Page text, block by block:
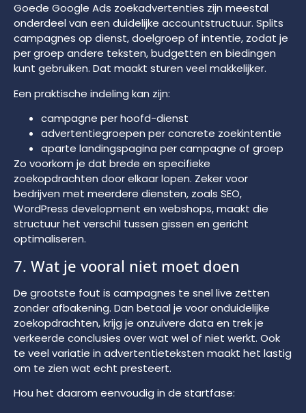
Goede Google Ads zoekadvertenties zijn meestal
onderdeel van een duidelijke accountstructuur. Splits
campagnes op dienst, doelgroep of intentie, zodat je
per groep andere teksten, budgetten en biedingen
kunt gebruiken. Dat maakt sturen veel makkelijker.
Een praktische indeling kan zijn:
campagne per hoofd-dienst
advertentiegroepen per concrete zoekintentie
aparte landingspagina per campagne of groep
Zo voorkom je dat brede en specifieke
zoekopdrachten door elkaar lopen. Zeker voor
bedrijven met meerdere diensten, zoals SEO,
WordPress development en webshops, maakt die
structuur het verschil tussen gissen en gericht
optimaliseren.
7. Wat je vooral niet moet doen
De grootste fout is campagnes te snel live zetten
zonder afbakening. Dan betaal je voor onduidelijke
zoekopdrachten, krijg je onzuivere data en trek je
verkeerde conclusies over wat wel of niet werkt. Ook
te veel variatie in advertentieteksten maakt het lastig
om te zien wat echt presteert.
Hou het daarom eenvoudig in de startfase: